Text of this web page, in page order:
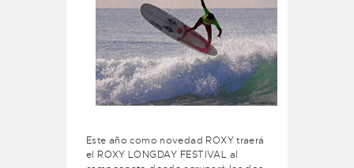
Este año como novedad ROXY traerá
el ROXY LONGDAY FESTIVAL al